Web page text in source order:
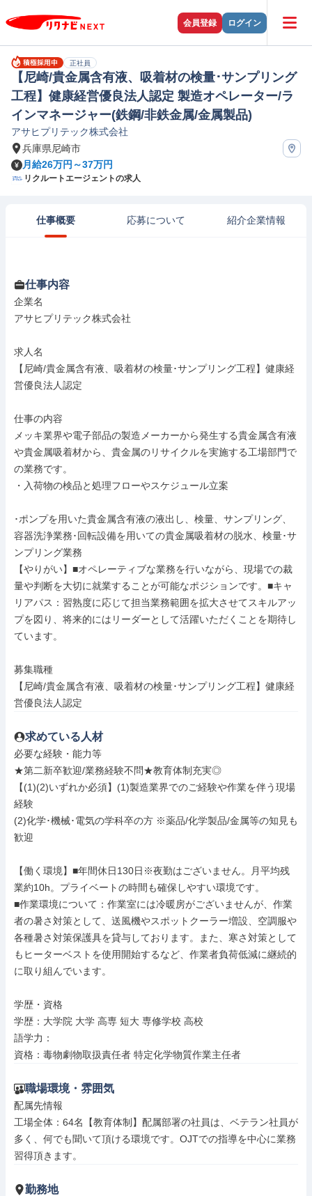
会員登録 ログイン
正社員
【尼崎/貴金属含有液、吸着材の検量･サンプリング
工程】健康経営優良法人認定 製造オペレーター/ラ
インマネージャー(鉄鋼/非鉄金属/金属製品)
アサヒプリテック株式会社
兵庫県尼崎市
月給26万円～37万円
リクルートエージェントの求人
仕事概要 応募について 紹介企業情報
仕事内容
企業名
アサヒプリテック株式会社
求人名
【尼崎/貴金属含有液、吸着材の検量･サンプリング工程】健康経
営優良法人認定
仕事の内容
メッキ業界や電子部品の製造メーカーから発生する貴金属含有液
や貴金属吸着材から、貴金属のリサイクルを実施する工場部門で
の業務です。
・入荷物の検品と処理フローやスケジュール立案
･ポンプを用いた貴金属含有液の液出し、検量、サンプリング、
容器洗浄業務･回転設備を用いての貴金属吸着材の脱水、検量･サ
ンプリング業務
【やりがい】■オペレーティブな業務を行いながら、現場での裁
量や判断を大切に就業することが可能なポジションです。■キャ
リアパス：習熟度に応じて担当業務範囲を拡大させてスキルアッ
プを図り、将来的にはリーダーとして活躍いただくことを期待し
ています。
募集職種
【尼崎/貴金属含有液、吸着材の検量･サンプリング工程】健康経
営優良法人認定
求めている人材
必要な経験・能力等
★第二新卒歓迎/業務経験不問★教育体制充実◎
【(1)(2)いずれか必須】(1)製造業界でのご経験や作業を伴う現場
経験
(2)化学･機械･電気の学科卒の方 ※薬品/化学製品/金属等の知見も
歓迎
【働く環境】■年間休日130日※夜勤はございません。月平均残
業約10h。プライベートの時間も確保しやすい環境です。
■作業環境について：作業室には冷暖房がございませんが、作業
者の暑さ対策として、送風機やスポットクーラー増設、空調服や
各種暑さ対策保護具を貸与しております。また、寒さ対策として
もヒーターベストを使用開始するなど、作業者負荷低減に継続的
に取り組んでいます。
学歴・資格
学歴：大学院 大学 高専 短大 専修学校 高校
語学力：
資格：毒物劇物取扱責任者 特定化学物質作業主任者
職場環境・雰囲気
配属先情報
工場全体：64名【教育体制】配属部署の社員は、ベテラン社員が
多く、何でも聞いて頂ける環境です。OJTでの指導を中心に業務
習得頂きます。
勤務地